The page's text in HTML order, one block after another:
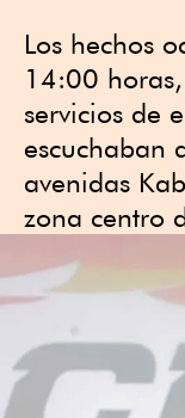
Los hechos
14:00
servicios de
escuchaban
avenidas
zona centro